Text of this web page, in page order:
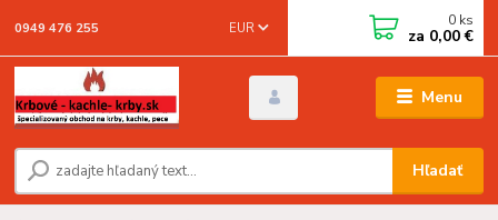
Menu
EUR
Hľadať
0949 476 255 0 ks
za 0,00 €